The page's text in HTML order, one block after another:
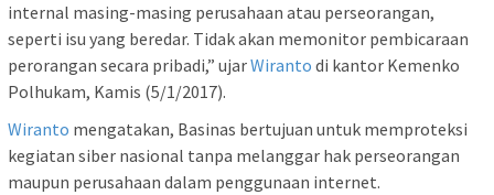
internal masing-masing perusahaan atau perseorangan,
seperti isu yang beredar. Tidak akan memonitor pembicaraan
perorangan secara pribadi,” ujarWiranto di kantor Kemenko
Polhukam, Kamis (5/1/2017).
Wiranto mengatakan, Basinas bertujuan untuk memproteksi
kegiatan siber nasional tanpa melanggar hak perseorangan
maupun perusahaan dalam penggunaan internet.